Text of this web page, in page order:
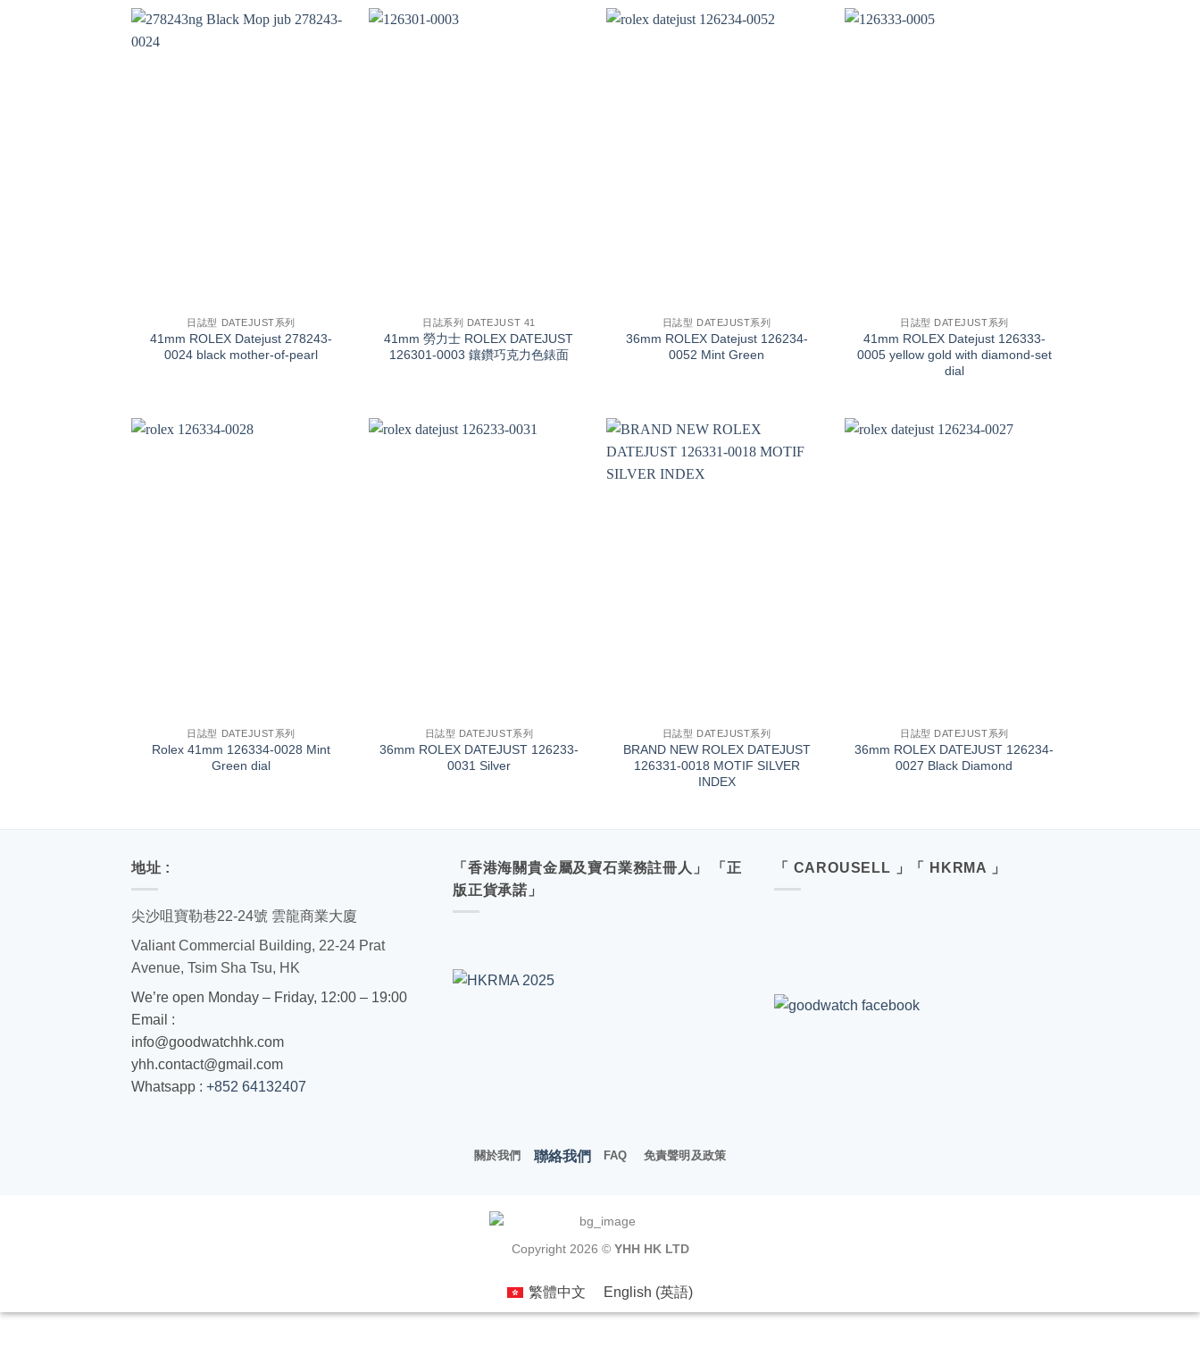
日誌型 DATEJUST系列
41mm ROLEX Datejust 278243-
0024 black mother-of-pearl
日誌系列 DATEJUST 41
41mm 勞力士 ROLEX DATEJUST
126301-0003 鑲鑽巧克力色錶面
日誌型 DATEJUST系列
36mm ROLEX Datejust 126234-
0052 Mint Green
日誌型 DATEJUST系列
41mm ROLEX Datejust 126333-
0005 yellow gold with diamond-set
dial
日誌型 DATEJUST系列
Rolex 41mm 126334-0028 Mint
Green dial
日誌型 DATEJUST系列
36mm ROLEX DATEJUST 126233-
0031 Silver
日誌型 DATEJUST系列
BRAND NEW ROLEX DATEJUST
126331-0018 MOTIF SILVER
INDEX
日誌型 DATEJUST系列
36mm ROLEX DATEJUST 126234-
0027 Black Diamond
地址 :
尖沙咀寶勒巷22-24號 雲龍商業大廈
Valiant Commercial Building, 22-24 Prat
Avenue, Tsim Sha Tsu, HK
We’re open Monday – Friday, 12:00 – 19:00
Email :
info@goodwatchhk.com
yhh.contact@gmail.com
Whatsapp : +852 64132407
「香港海關貴金屬及寶石業務註冊人」 「正
版正貨承諾」
「 CAROUSELL 」「 HKRMA 」
關於我們 聯絡我們 FAQ 免責聲明及政策
Copyright 2026 © YHH HK LTD
繁體中文 English (英語)